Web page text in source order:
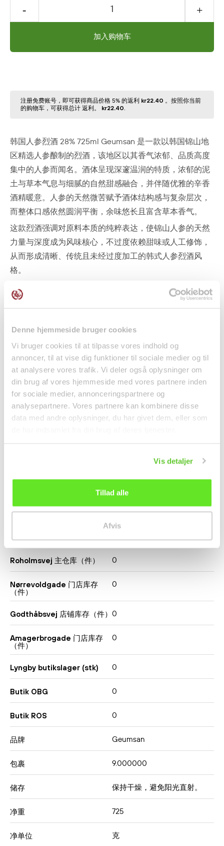
Denne hjemmeside bruger cookies
Vi bruger cookies til at tilpasse vores indhold og
annoncer, til at vise dig funktioner til sociale medier og til
at analysere vores trafik. Vi deler også oplysninger om
din brug af vores hjemmeside med vores partnere inden
for sociale medier, annonceringspartnere og
analysepartnere. Vores partnere kan kombinere disse
data med andre oplysninger, du har givet dem, eller som
Vis detaljer
Tillad alle
Afvis
注册免费账号，即可获得商品价格 5% 的返利 kr22.40 。按照你当前
的购物⻋，可获得总计 返利。
kr22.40.
韩国人参烈酒 28% 725ml Geumsan 是一款以韩国锦山地
区精选人参酿制的烈酒，该地区以其香气浓郁、品质高度
集中的人参而闻名。酒体呈现深邃温润的特质，浓郁的泥
土与草本气息与细腻的自然甜感融合，并伴随优雅的辛香
酒精暖意。人参的天然微苦赋予酒体结构感与复杂层次，
而整体口感依然圆润平衡，余味悠长且富含草本香气。
这款烈酒强调对原料本质的纯粹表达，使锦山人参的天然
力量与深度成为风味核心，不过度依赖甜味或人工修饰，
从而形成清晰、传统且未经过度加工的韩式人参烈酒风
格。
该产品属于韩国人参烈酒体系中的一类，其历史上曾出现
在韩国官方餐饮文化与国际交流场合，例如2000年首尔举
的一部分被使用。这一点进一步体现了人参烈酒在韩国文
化中所代表的品质象征与仪式性饮用地位。
加入购物车
Roholmsvej 主仓库（件） 0
Nørrevoldgade 门店库存
（件）
0
Godthåbsvej 店铺库存（件） 0
Amagerbrogade 门店库存
（件）
0
Lyngby butikslager (stk) 0
Butik OBG 0
Butik ROS 0
品牌 Geumsan
包裹 9.000000
储存 保持干燥，避免阳光直射。
净重 725
净单位 克